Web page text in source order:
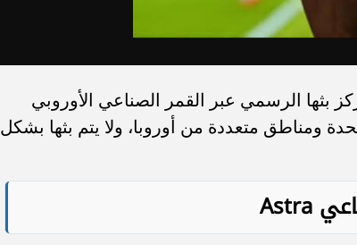
بثها الرسمي عبر القمر الصناعي الأوروبي
ومناطق متعددة من أوروبا، ولا يتم بثها بشكل
Astra